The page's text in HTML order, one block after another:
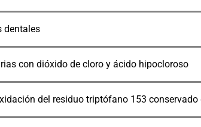
dentales
con dióxido de cloro y ácido hipocloroso
del residuo triptófano 153